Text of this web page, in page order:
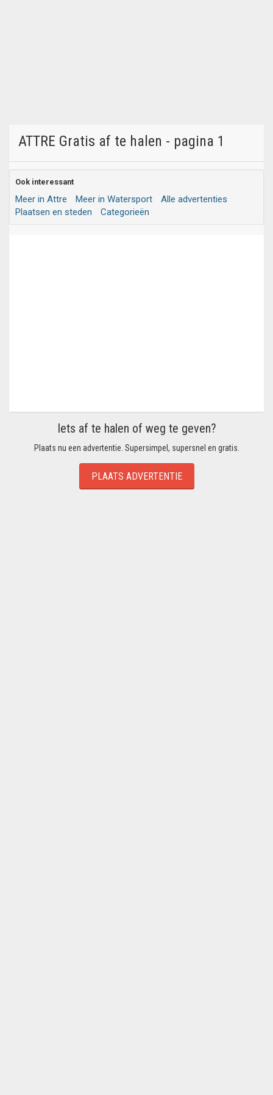
ATTRE Gratis af te halen - pagina 1
Ook interessant
Meer in Attre Meer in Watersport
Alle advertenties
Plaatsen en steden
Categorieën
Iets af te halen of weg te geven?
Plaats nu een advertentie. Supersimpel, supersnel en gratis.
PLAATS ADVERTENTIE